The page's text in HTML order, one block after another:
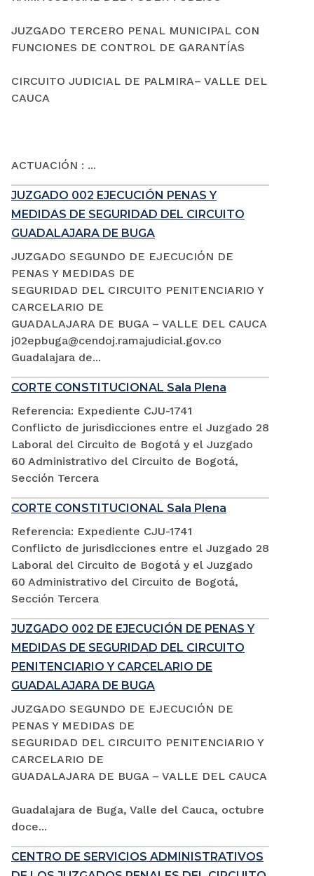
JUZGADO TERCERO PENAL MUNICIPAL CON
FUNCIONES DE CONTROL DE GARANTÍAS
CIRCUITO JUDICIAL DE PALMIRA– VALLE DEL
CAUCA
ACTUACIÓN : ...
JUZGADO 002 EJECUCIÓN PENAS Y
MEDIDAS DE SEGURIDAD DEL CIRCUITO
GUADALAJARA DE BUGA
JUZGADO SEGUNDO DE EJECUCIÓN DE
PENAS Y MEDIDAS DE
SEGURIDAD DEL CIRCUITO PENITENCIARIO Y
CARCELARIO DE
GUADALAJARA DE BUGA – VALLE DEL CAUCA
j02epbuga@cendoj.ramajudicial.gov.co
Guadalajara de...
CORTE CONSTITUCIONAL Sala Plena
Referencia: Expediente CJU-1741
Conflicto de jurisdicciones entre el Juzgado 28
Laboral del Circuito de Bogotá y el Juzgado
60 Administrativo del Circuito de Bogotá,
Sección Tercera
CORTE CONSTITUCIONAL Sala Plena
Referencia: Expediente CJU-1741
Conflicto de jurisdicciones entre el Juzgado 28
Laboral del Circuito de Bogotá y el Juzgado
60 Administrativo del Circuito de Bogotá,
Sección Tercera
JUZGADO 002 DE EJECUCIÓN DE PENAS Y
MEDIDAS DE SEGURIDAD DEL CIRCUITO
PENITENCIARIO Y CARCELARIO DE
GUADALAJARA DE BUGA
JUZGADO SEGUNDO DE EJECUCIÓN DE
PENAS Y MEDIDAS DE
SEGURIDAD DEL CIRCUITO PENITENCIARIO Y
CARCELARIO DE
GUADALAJARA DE BUGA – VALLE DEL CAUCA
Guadalajara de Buga, Valle del Cauca, octubre
doce...
CENTRO DE SERVICIOS ADMINISTRATIVOS